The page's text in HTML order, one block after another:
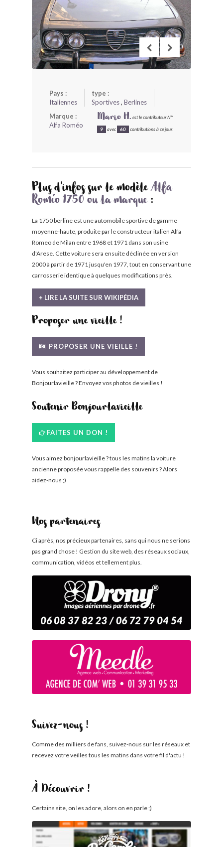
COMMENT FONCTIONNE BLV ?
Pays :
Italiennes
type :
Sportives, Berlines
Marque :
Alfa Roméo
Mario H. est le contributeur N°
9 avec 60 contributions à ce jour.
Plus d'infos sur le modèleAlfa
Roméo 1750 ou la marque:
La 1750 berline est une automobile sportive de gamme
moyenne-haute, produite par le constructeur italien Alfa
Romeo de Milan entre 1968 et 1971 dans son usine
d'Arese. Cette voiture sera ensuite déclinée en version
2000 à partir de 1971 jusqu'en 1977, tout en conservant une
carrosserie identique à quelques modifications près.
+ LIRE LA SUITE SUR WIKIPÉDIA
Proposer une vieille !
PROPOSER UNE VIEILLE !
Vous souhaitez participer au développement de
Bonjourlavieille ? Envoyez vos photos de vieilles !
Soutenir Bonjourlavieille
FAITES UN DON !
Vous aimez bonjourlavieille ? tous les matins la voiture
ancienne proposée vous rappelle des souvenirs ? Alors
aidez-nous ;)
Nos partenaires
Ci après, nos précieux partenaires, sans qui nous ne serions
pas grand chose ! Gestion du site web, des réseaux sociaux,
communication, vidéos et tellement plus.
Suivez-nous !
Comme des milliers de fans, suivez-nous sur les réseaux et
recevez votre veilles tous les matins dans votre fil d'actu !
À Découvrir !
Certains site, on les adore, alors on en parle ;)